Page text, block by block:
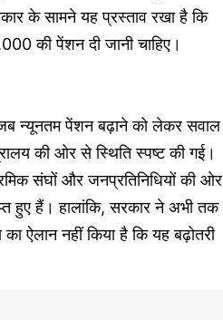
के सामने यह प्रस्ताव रखा है कि
की पेंशन दी जानी चाहिए।
न्यूनतम पेंशन बढ़ाने को लेकर सवाल
की ओर से स्थिति स्पष्ट की गई।
संघों और जनप्रतिनिधियों की ओर
हुए हैं। हालांकि, सरकार ने अभी तक
ऐलान नहीं किया है कि यह बढ़ोतरी